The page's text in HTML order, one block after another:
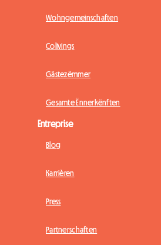
Wohngemeinschaften
Colivings
Gästezëmmer
Gesamte Ënnerkënften
Entreprise
Blog
Karrièren
Press
Partnerschaften